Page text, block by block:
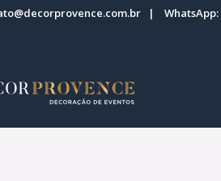
| WhatsApp: